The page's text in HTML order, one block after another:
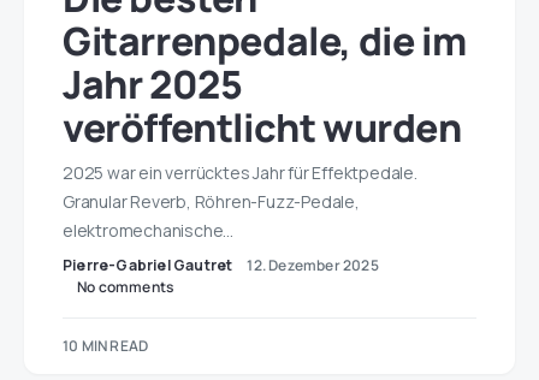
Gitarrenpedale, die im
Jahr 2025
veröffentlicht wurden
2025 war ein verrücktes Jahr für Effektpedale.
Granular Reverb, Röhren-Fuzz-Pedale,
elektromechanische…
Pierre-Gabriel Gautret
12. Dezember 2025
No comments
10 MIN READ